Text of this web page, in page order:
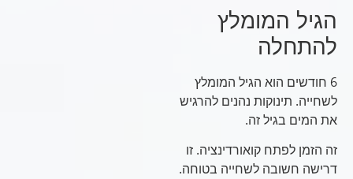
הגיל המומלץ
להתחלה
6 חודשים הוא הגיל המומלץ
לשחייה. תינוקות נהנים להרגיש
את המים בגיל זה.
זה הזמן לפתח קואורדינציה. זו
דרישה חשובה לשחייה בטוחה.